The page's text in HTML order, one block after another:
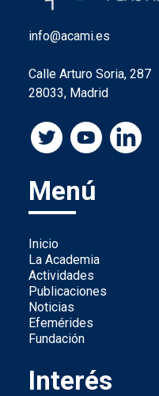
info@acami.es
Calle Arturo Soria, 287
28033, Madrid
Menú
Inicio
La Academia
Actividades
Publicaciones
Noticias
Efemérides
Fundación
Interés